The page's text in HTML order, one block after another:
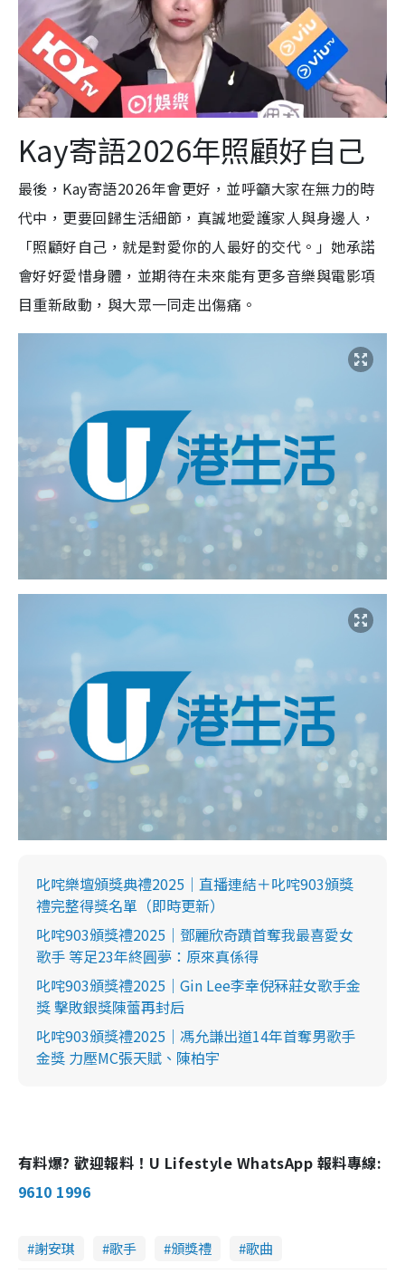
Kay寄語2026年照顧好自己
最後，Kay寄語2026年會更好，並呼籲大家在無力的時
代中，更要回歸生活細節，真誠地愛護家人與身邊人，
「照顧好自己，就是對愛你的人最好的交代。」她承諾
會好好愛惜身體，並期待在未來能有更多音樂與電影項
目重新啟動，與大眾一同走出傷痛。
叱咤樂壇頒獎典禮2025｜直播連結＋叱咤903頒獎
禮完整得獎名單（即時更新）
叱咤903頒獎禮2025｜鄧麗欣奇蹟首奪我最喜愛女
歌手 等足23年終圓夢：原來真係得
叱咤903頒獎禮2025｜Gin Lee李幸倪冧莊女歌手金
獎 擊敗銀獎陳蕾再封后
叱咤903頒獎禮2025｜馮允謙出道14年首奪男歌手
金獎 力壓MC張天賦、陳柏宇
有料爆? 歡迎報料！U Lifestyle WhatsApp 報料專線:
9610 1996
謝安琪 歌手 頒獎禮 歌曲